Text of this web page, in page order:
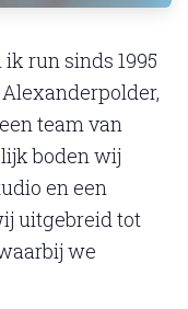
run sinds 1995
team van
boden wij
en een
uitgebreid tot
we